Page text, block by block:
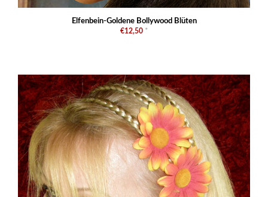
Elfenbein-Goldene Bollywood Blüten
€12,50 *